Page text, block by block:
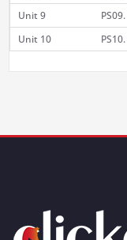
Unit 9
Unit 10